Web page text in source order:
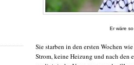
Er wäre
Sie starben in den ersten Wochen
Strom, keine Heizung und nach den